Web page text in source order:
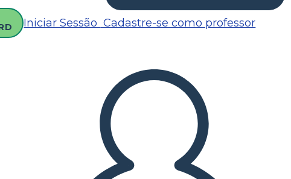
Iniciar Sessão Cadastre-se como professor